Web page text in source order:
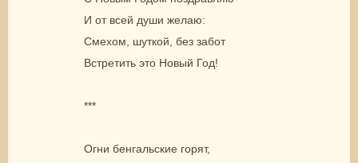
И от всей души желаю:
Смехом, шуткой, без забот
Встретить это Новый Год!
***
Огни бенгальские горят,